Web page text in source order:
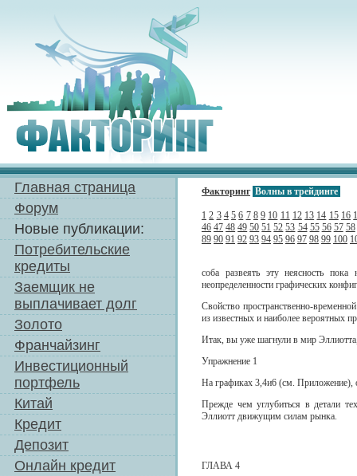
Главная страница
Форум
Новые публикации:
Потребительские
кредиты
Заемщик не
выплачивает долг
Золото
Франчайзинг
Инвестиционный
портфель
Китай
Кредит
Депозит
Онлайн кредит
Факторинг Волны в трейдинге
1 2 3 4 5 6 7 8 9 10 11 12 13 14 15 16
46 47 48 49 50 51 52 53 54 55 56 57 58
89 90 91 92 93 94 95 96 97 98 99 100
соба развеять эту неясность
неопределенности графических
Свойство пространственно-
из известных и наиболее вероятных
Итак, вы уже шагнули в мир
Упражнение 1
На графиках 3,4и6 (см. Приложение),
Прежде чем углубиться в детали
Эллиотт движущим силам рынка.
ГЛАВА 4